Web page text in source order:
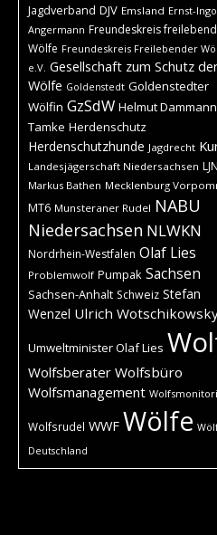
Jagdverband DJV Emsland Ernst-
Angermann Freundeskreis
Wölfe Freundeskreis Freilebender
e.V. Gesellschaft zum Schutz
Wölfe Goldenstedt Goldenstedter
Wölfin GzSdW Helmut
Tamke Herdenschutz
Herdenschutzhunde Jagdrecht
Landesjägerschaft Niedersachsen LJN
Markus Bathen Mecklenburg
MT6 Munsteraner Rudel NABU
Niedersachsen NLWKN
Nordrhein-Westfalen Olaf Lies
Problemwolf Pumpak Sachsen
Sachsen-Anhalt Schweiz Stefan
Wenzel Ulrich
Umweltminister Olaf Lies
Wolfsberater Wolfsbüro
Wolfsmanagement
Wolfsrudel WWF Wölfe
Deutschland